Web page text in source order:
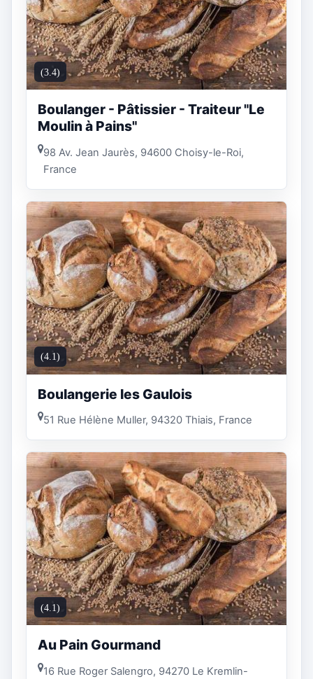
(3.4)
Boulanger - Pâtissier - Traiteur "Le
Moulin à Pains"
98 Av. Jean Jaurès, 94600 Choisy-le-Roi,
France
(4.1)
Boulangerie les Gaulois
51 Rue Hélène Muller, 94320 Thiais, France
(4.1)
Au Pain Gourmand
16 Rue Roger Salengro, 94270 Le Kremlin-